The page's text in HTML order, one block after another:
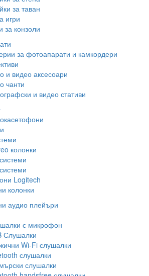
за таван
игри
за конзоли
за фотоапарати и камкордери
и видео аксесоари
чанти
и видео стативи
колонки
Logitech
колонки
аудио плейъри
с микрофон
Слушалки
Wi-Fi слушалки
слушалки
слушалки